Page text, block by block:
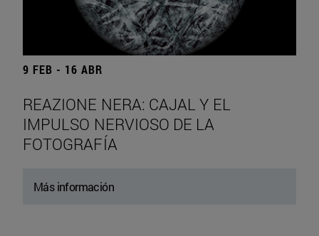
9 FEB - 16 ABR
REAZIONE NERA: CAJAL Y EL
IMPULSO NERVIOSO DE LA
FOTOGRAFÍA
Más información